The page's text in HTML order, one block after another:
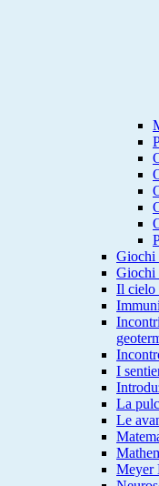
Giochi
Giochi
Il cielo
I
La
Le
Meyer